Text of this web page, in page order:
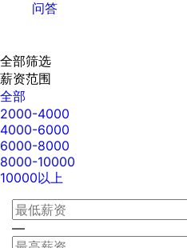
问答
全部筛选
薪资范围
全部
2000-4000
4000-6000
6000-8000
8000-10000
10000以上
—